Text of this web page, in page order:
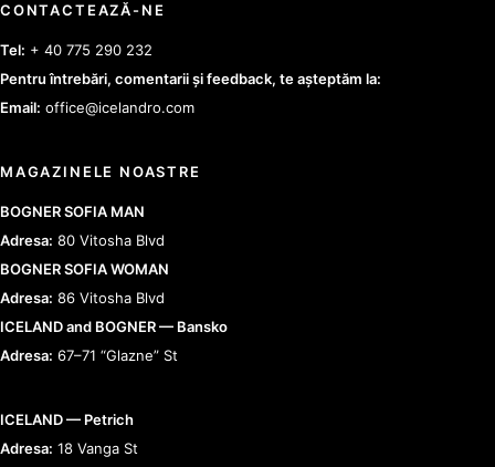
CONTACTEAZĂ-NE
Tel: + 40 775 290 232
Pentru întrebări, comentarii și feedback, te așteptăm la:
Email: office@icelandro.com
MAGAZINELE NOASTRE
BOGNER SOFIA MAN
Adresa: 80 Vitosha Blvd
BOGNER SOFIA WOMAN
Adresa: 86 Vitosha Blvd
ICELAND and BOGNER — Bansko
Adresa: 67–71 “Glazne” St
ICELAND — Petrich
Adresa: 18 Vanga St